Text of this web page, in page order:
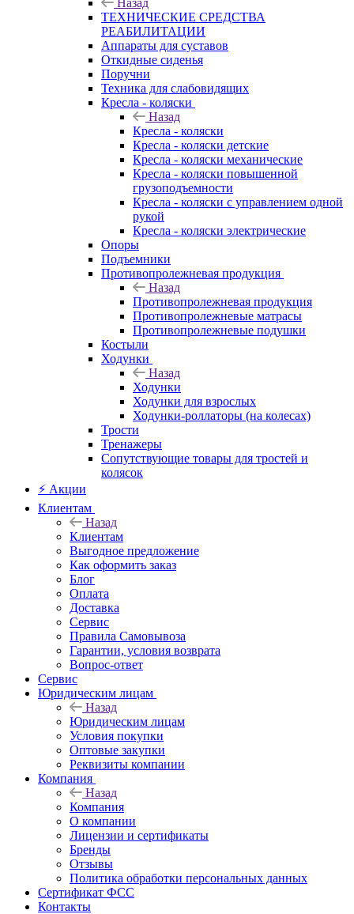
ТЕХНИЧЕСКИЕ СРЕДСТВА
РЕАБИЛИТАЦИИ
Аппараты для суставов
Откидные сиденья
Поручни
Техника для слабовидящих
Кресла - коляски
Назад
Кресла - коляски
Кресла - коляски детские
Кресла - коляски механические
Кресла - коляски повышенной
грузоподъемности
Кресла - коляски с управлением одной
рукой
Кресла - коляски электрические
Опоры
Подъемники
Противопролежневая продукция
Назад
Противопролежневая продукция
Противопролежневые матрасы
Противопролежневые подушки
Костыли
Ходунки
Назад
Ходунки
Ходунки для взрослых
Ходунки-роллаторы (на колесах)
Трости
Тренажеры
Сопутствующие товары для тростей и
колясок
⚡ Акции
Клиентам
Назад
Клиентам
Выгодное предложение
Как оформить заказ
Блог
Оплата
Доставка
Сервис
Правила Самовывоза
Гарантии, условия возврата
Вопрос-ответ
Сервис
Юридическим лицам
Назад
Юридическим лицам
Условия покупки
Оптовые закупки
Реквизиты компании
Компания
Назад
Компания
О компании
Лицензии и сертификаты
Бренды
Отзывы
Политика обработки персональных данных
Сертификат ФСС
Контакты